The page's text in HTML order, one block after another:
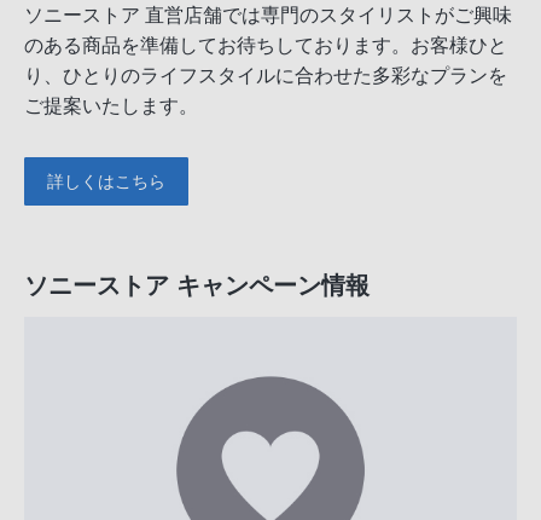
ソニーストア 直営店舗では専門のスタイリストがご興味
のある商品を準備してお待ちしております。お客様ひと
り、ひとりのライフスタイルに合わせた多彩なプランを
ご提案いたします。
詳しくはこちら
ソニーストア キャンペーン情報